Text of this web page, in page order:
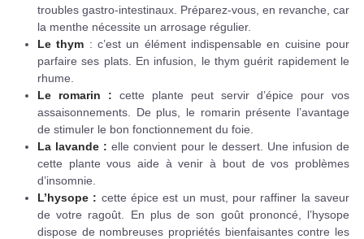
troubles gastro-intestinaux. Préparez-vous, en revanche, car
la menthe nécessite un arrosage régulier.
Le thym : c’est un élément indispensable en cuisine pour
parfaire ses plats. En infusion, le thym guérit rapidement le
rhume.
Le romarin : cette plante peut servir d’épice pour vos
assaisonnements. De plus, le romarin présente l’avantage
de stimuler le bon fonctionnement du foie.
La lavande : elle convient pour le dessert. Une infusion de
cette plante vous aide à venir à bout de vos problèmes
d’insomnie.
L’hysope : cette épice est un must, pour raffiner la saveur
de votre ragoût. En plus de son goût prononcé, l’hysope
dispose de nombreuses propriétés bienfaisantes contre les